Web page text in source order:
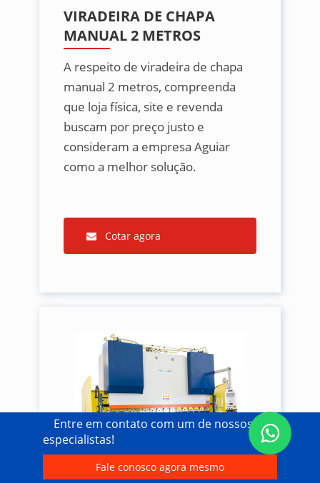
Entre em contato com um de nossos
especialistas!
Fale conosco agora mesmo
VIRADEIRA DE CHAPA
MANUAL 2 METROS
A respeito de viradeira de chapa
manual 2 metros, compreenda
que loja física, site e revenda
buscam por preço justo e
consideram a empresa Aguiar
como a melhor solução.
Cotar agora